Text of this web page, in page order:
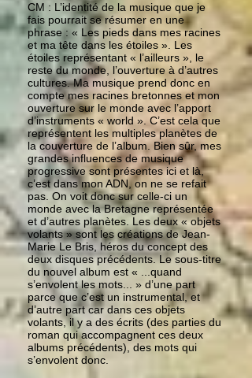
CM : L’identité de la musique que je
fais pourrait se résumer en une
phrase : « Les pieds dans mes racines
et ma tête dans les étoiles ». Les
étoiles représentant « l’ailleurs », le
reste du monde, l’ouverture à d’autres
cultures. Ma musique prend donc en
compte mes racines bretonnes et mon
ouverture sur le monde avec l’apport
d’instruments « world ». C’est cela que
représentent les multiples planètes de
la couverture de l’album. Bien sûr, mes
grandes influences de musique
progressive sont présentes ici et là,
c’est dans mon ADN, on ne se refait
pas. On voit donc sur celle-ci un
monde avec la Bretagne représentée
et d’autres planètes. Les deux « objets
volants » sont les créations de Jean-
Marie Le Bris, héros du concept des
deux disques précédents. Le sous-titre
du nouvel album est « ...quand
s’envolent les mots... » d’une part
parce que c’est un instrumental, et
d’autre part car dans ces objets
volants, il y a des écrits (des parties du
roman qui accompagnent ces deux
albums précédents), des mots qui
s’envolent donc.